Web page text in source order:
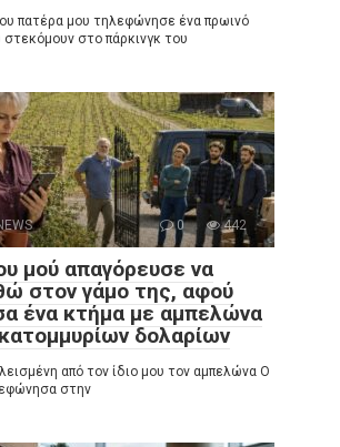
πατέρα μου τηλεφώνησε ένα πρωινό
στο πάρκινγκ του
0 442
μού απαγόρευσε να
στον γάμο της, αφού
ένα κτήμα με αμπελώνα
δολαρίων
από τον ίδιο μου τον αμπελώνα Ο
στην